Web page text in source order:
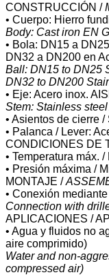
CONSTRUCCIÓN /
• Cuerpo: Hierro
Body: Cast iron EN
• Bola: DN15 a
DN32 a DN200 en
Ball: DN15 to DN25
DN32 to DN200
• Eje: Acero inox.
Stem: Stainless
• Asientos de cierre
• Palanca / Lever:
CONDICIONES DE
• Temperatura máx.
• Presión máxima /
MONTAJE /
• Conexión
Connection with
APLICACIONES /
• Agua y fluidos no
aire comprimido)
Water and non-
compressed air)